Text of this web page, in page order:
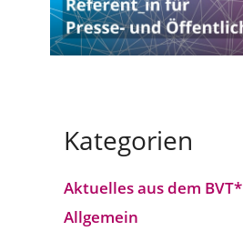
Kategorien
Aktuelles aus dem BVT*
Allgemein